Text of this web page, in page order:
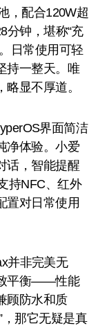
配合120W超
分钟，堪称“充
日常使用可轻
持一整天。唯
显不厚道。
界面简洁
净体验。小爱
话，智能提醒
持NFC、红外
置对日常使用
并非完美无
平衡——性能
顾防水和质
，那它无疑是真